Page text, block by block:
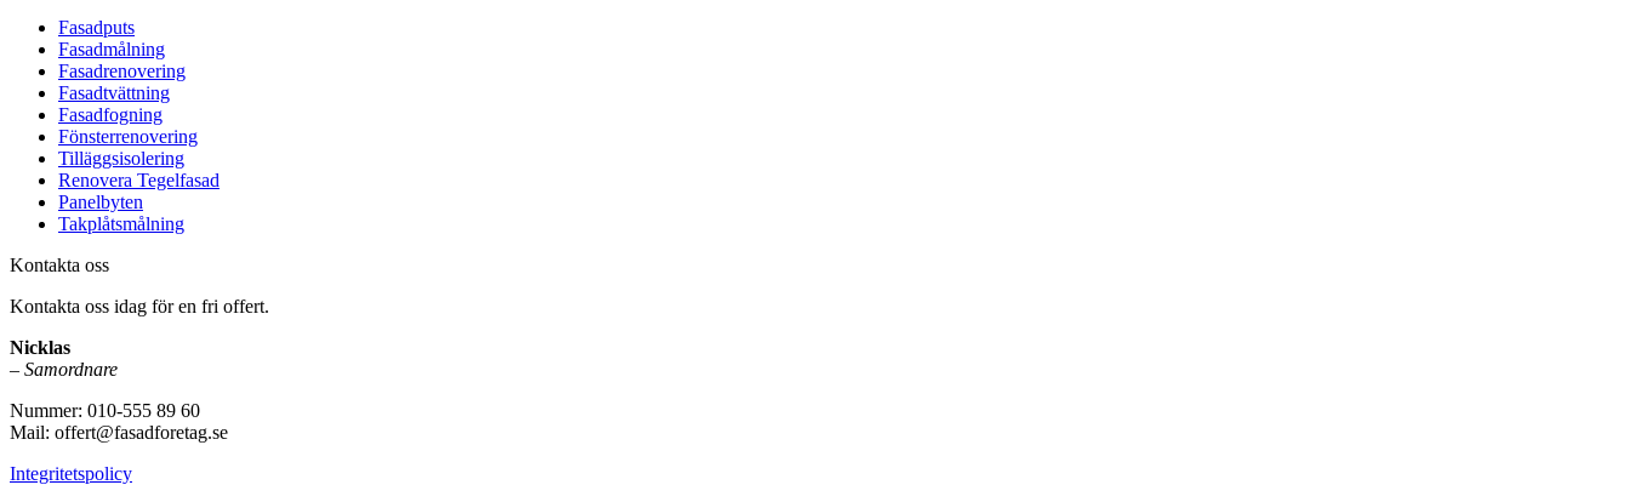
Fasadputs
Fasadmålning
Fasadrenovering
Fasadtvättning
Fasadfogning
Fönsterrenovering
Tilläggsisolering
Renovera Tegelfasad
Panelbyten
Takplåtsmålning
Kontakta oss
Kontakta oss idag för en fri offert.
Nicklas
– Samordnare
Nummer: 010-555 89 60
Mail: offert@fasadforetag.se
Integritetspolicy